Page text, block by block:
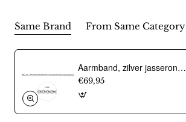
Same Brand From Same Category
Aarmband, zilver jasseron 4,5mm. (lengte 18cm.) - 10274
€69,95